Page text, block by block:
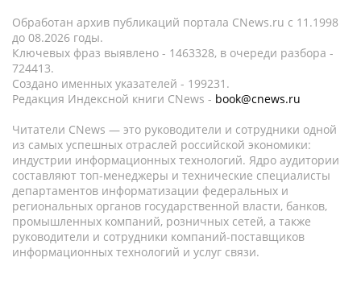
Обработан архив публикаций портала CNews.ru c 11.1998
до 08.2026 годы.
Ключевых фраз выявлено - 1463328, в очереди разбора -
724413.
Создано именных указателей - 199231.
Редакция Индексной книги CNews - book@cnews.ru
Читатели CNews — это руководители и сотрудники одной
из самых успешных отраслей российской экономики:
индустрии информационных технологий. Ядро аудитории
составляют топ-менеджеры и технические специалисты
департаментов информатизации федеральных и
региональных органов государственной власти, банков,
промышленных компаний, розничных сетей, а также
руководители и сотрудники компаний-поставщиков
информационных технологий и услуг связи.